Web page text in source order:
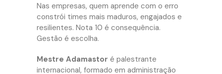
Nas empresas, quem aprende com o erro
constrói times mais maduros, engajados e
resilientes. Nota 10 é consequência.
Gestão é escolha.
Mestre Adamastor é palestrante
internacional, formado em administração